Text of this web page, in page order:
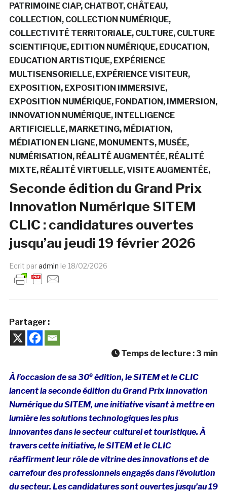
PATRIMOINE CIAP CHATBOT CHÂTEAU
COLLECTION COLLECTION NUMÉRIQUE
COLLECTIVITÉ TERRITORIALE CULTURE CULTURE
SCIENTIFIQUE EDITION NUMÉRIQUE EDUCATION
EDUCATION ARTISTIQUE EXPÉRIENCE
MULTISENSORIELLE EXPÉRIENCE VISITEUR
EXPOSITION EXPOSITION IMMERSIVE
EXPOSITION NUMÉRIQUE FONDATION IMMERSION
INNOVATION NUMÉRIQUE INTELLIGENCE
ARTIFICIELLE MARKETING MÉDIATION
MÉDIATION EN LIGNE MONUMENTS MUSÉE
NUMÉRISATION RÉALITÉ AUGMENTÉE RÉALITÉ
MIXTE RÉALITÉ VIRTUELLE VISITE AUGMENTÉE
Seconde édition du Grand Prix
Innovation Numérique SITEM
CLIC : candidatures ouvertes
jusqu’au jeudi 19 février 2026
Ecrit paradmin le 18/02/2026
Partager :
Temps de lecture : 3 min
À l’occasion de sa 30eédition, le SITEM et le CLIC
lancent la seconde édition du Grand Prix Innovation
Numérique du SITEM, une initiative visant à mettre en
lumière les solutions technologiques les plus
innovantes dans le secteur culturel et touristique. À
travers cette initiative, le SITEM et le CLIC
réaffirment leur rôle de vitrine des innovations et de
carrefour des professionnels engagés dans l’évolution
du secteur. Les candidatures sont ouvertes jusqu’au 19